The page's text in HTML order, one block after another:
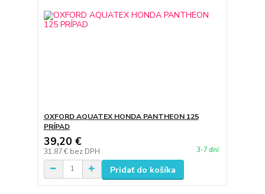
OXFORD AQUATEX HONDA PANTHEON 125
PRÍPAD
39,20 €
31,87 € bez DPH 3-7 dní
Pridať do košíka